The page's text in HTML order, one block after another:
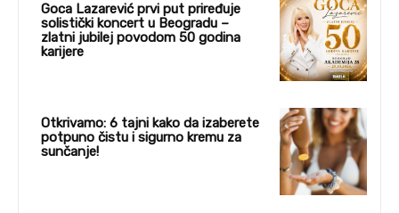
Goca Lazarević prvi put priređuje
solistički koncert u Beogradu –
zlatni jubilej povodom 50 godina
karijere
Otkrivamo: 6 tajni kako da izaberete
potpuno čistu i sigurno kremu za
sunčanje!